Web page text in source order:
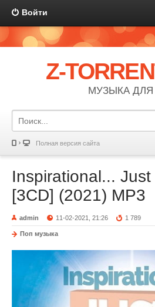
Войти
Z-
МУЗЫКА ДЛЯ
Полная версия сайта
Inspirational...
[3CD] (2021) MP3
admin 11-02-2021, 21:26 1 789
Поп музыка